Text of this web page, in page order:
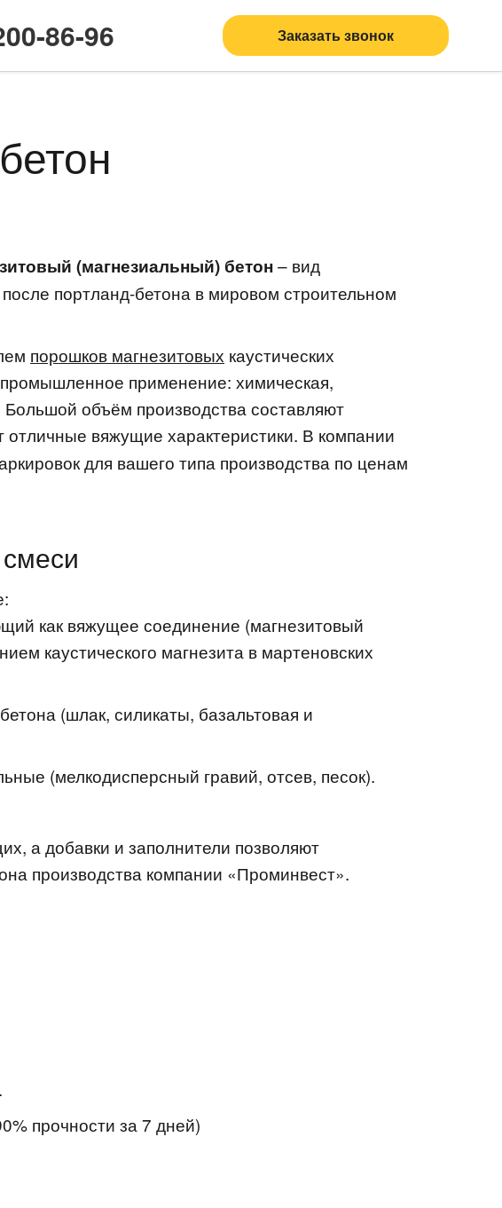
86-96 Заказать звонок
(магнезиальный) бетон– вид
портланд-бетона в мировом строительном
порошков магнезитовых каустических
применение: химическая,
объём производства составляют
отличные вяжущие характеристики. В компании
для вашего типа производства по ценам
как вяжущее соединение (магнезитовый
каустического магнезита в мартеновских
(шлак, силикаты, базальтовая и
(мелкодисперсный гравий, отсев, песок).
а добавки и заполнители позволяют
производства компании «Проминвест».
прочности за 7 дней)